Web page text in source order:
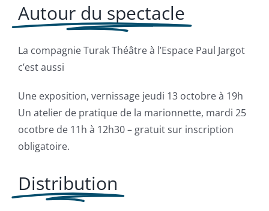
Autour du spectacle
La compagnie Turak Théâtre à l’Espace Paul Jargot
c’est aussi
Une exposition, vernissage jeudi 13 octobre à 19h
Un atelier de pratique de la marionnette, mardi 25
ocotbre de 11h à 12h30 – gratuit sur inscription
obligatoire.
Distribution